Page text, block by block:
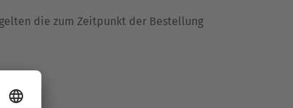
die zum Zeitpunkt der Bestellung